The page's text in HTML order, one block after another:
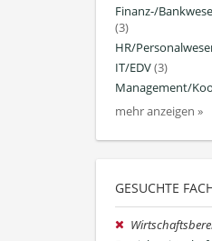
Finanz-/
(3)
HR/
IT/EDV(3)
Management/
mehr anzeigen »
GESUCHTE